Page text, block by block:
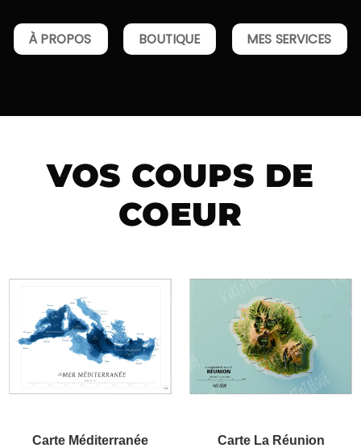
À PROPOS BOUTIQUE MES SERVICES
VOS COUPS DE
COEUR
Carte Méditerranée Carte La Réunion